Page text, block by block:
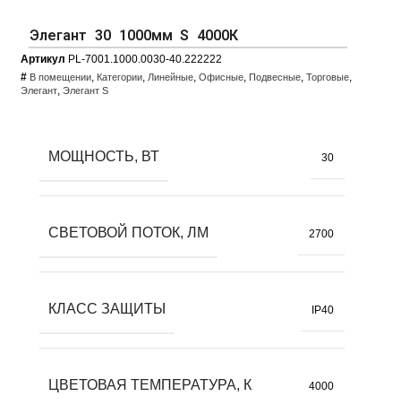
Элегант 30 1000мм S 4000К
Артикул PL-7001.1000.0030-40.222222
# В помещении, Категории, Линейные, Офисные, Подвесные, Торговые,
Элегант, Элегант S
МОЩНОСТЬ, ВТ 30
СВЕТОВОЙ ПОТОК, ЛМ 2700
КЛАСС ЗАЩИТЫ IP40
ЦВЕТОВАЯ ТЕМПЕРАТУРА, К 4000